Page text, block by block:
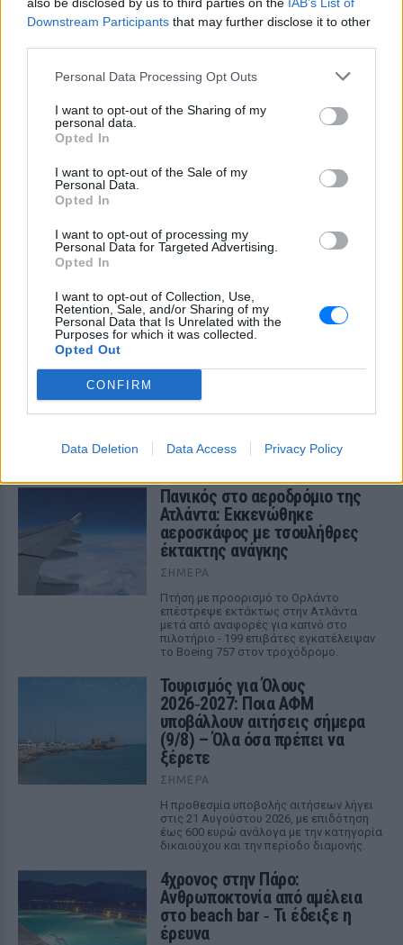
Downstream Participants that may further disclose it to other
Personal Data Processing Opt Outs
I want to opt-out of the Sharing of my
personal data.
Opted In
I want to opt-out of the Sale of my
Personal Data.
Opted In
I want to opt-out of processing my
Personal Data for Targeted Advertising.
Opted In
I want to opt-out of Collection, Use,
Retention, Sale, and/or Sharing of my
Personal Data that Is Unrelated with the
Purposes for which it was collected.
Opted Out
CONFIRM
Data Deletion Data Access Privacy Policy
Επίθεση στον Ερυθρό Σταυρό:
Ασθενής χτύπησε νοσηλεύτρια
σε πόρτες ‑ Τι καταγγέλλει η
ΠΟΕΔΗΝ για τους φύλακες
Το περιστατικό βίας στα Επείγοντα
σημειώθηκε τα ξημερώματα του
μέτρα προστασίας για το νοσηλευτικό
Πάρος: Κλειστό το beach bar όπου πνίγηκε ο
4χρονος – Δικογραφία για ανθρωποκτονία από
αμέλεια
Ο ιδιοκτήτης της επιχείρησης κρατείται και αναμένεται να
οδηγηθεί στον εισαγγελέα, ενώ οι γονείς του παιδιού
ΣΉΜΕΡΑ
Πανικός στο αεροδρόμιο της
Ατλάντα: Εκκενώθηκε
αεροσκάφος με τσουλήθρες
έκτακτης ανάγκης
ΣΉΜΕΡΑ
Πτήση με προορισμό το Ορλάντο
επέστρεψε εκτάκτως στην Ατλάντα
μετά από αναφορές για καπνό στο
πιλοτήριο - 199 επιβάτες εγκατέλειψαν
το Boeing 757 στον τροχόδρομο.
Τουρισμός για Όλους
2026‑2027: Ποια ΑΦΜ
υποβάλλουν αιτήσεις σήμερα
(9/8) – Όλα όσα πρέπει να
ξέρετε
ΣΉΜΕΡΑ
Η προθεσμία υποβολής αιτήσεων λήγει
στις 21 Αυγούστου 2026, με επιδότηση
έως 600 ευρώ ανάλογα με την κατηγορία
δικαιούχου και την περίοδο διαμονής.
4χρονος στην Πάρο:
Ανθρωποκτονία από αμέλεια
στο beach bar ‑ Τι έδειξε η
έρευνα